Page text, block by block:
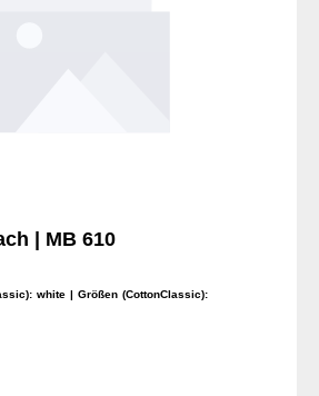
| MB 610
white
| Größen (CottonClassic):